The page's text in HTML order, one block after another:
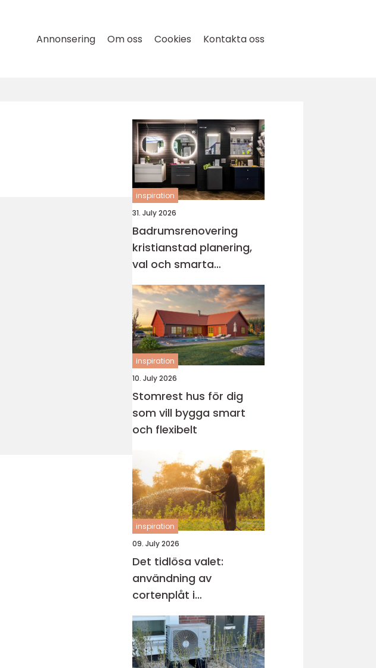
Annonsering Om oss Cookies Kontakta oss
inspiration
31. July 2026
Badrumsrenovering
kristianstad planering,
val och smarta
genvägar
inspiration
10. July 2026
Stomrest hus för dig
som vill bygga smart
och flexibelt
inspiration
09. July 2026
Det tidlösa valet:
användning av
cortenplåt i
trädgårdsdesign